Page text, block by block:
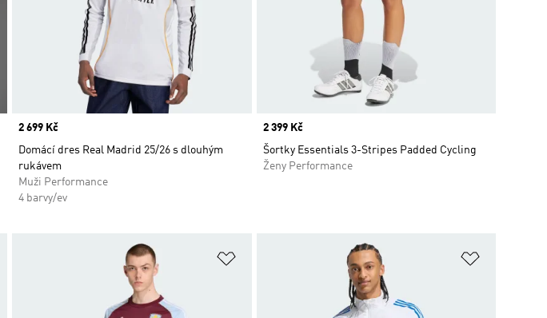
Price
2 699 Kč
Domácí dres Real Madrid 25/26 s dlouhým
rukávem
Muži Performance
4 barvy/ev
Price
2 399 Kč
Šortky Essentials 3-Stripes Padded Cycling
Ženy Performance
Přidat do seznamu přání Přidat do seznamu přání